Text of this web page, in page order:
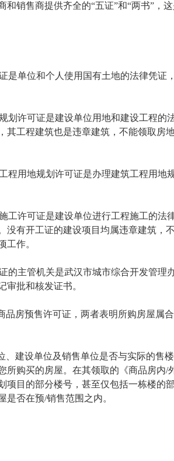
销售商提供齐全的“五证”和“两书”，
单位和个人使用国有土地的法律凭证
许可证是建设单位用地和建设工程的
其工程建筑也是违章建筑，不能领取房
用地规划许可证是办理建筑工程用地
许可证是建设单位进行工程施工的法
没有开工证的建设项目均属违章建筑，
工作。
主管机关是武汉市城市综合开发管理
审批和核发证书。
房预售许可证，两者表明所购房屋属
建设单位及销售单位是否与实际的售
所购买的房屋。在其领取的《商品房内/
项目的部分楼号，甚至仅包括一栋楼的
否在预/销售范围之内。